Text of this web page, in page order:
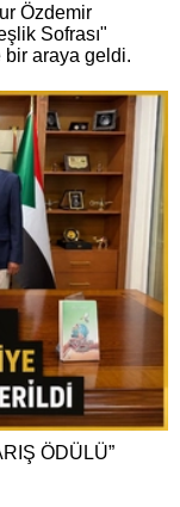
Özdemir
Sofrası"
bir araya geldi.
ÖDÜLÜ”